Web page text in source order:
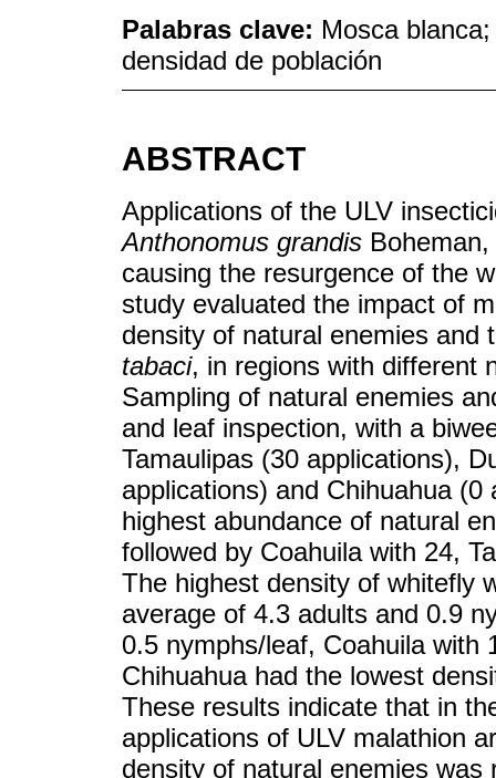
Palabras clave: Mosca
densidad de población
ABSTRACT
Applications of the ULV
Anthonomus grandis
causing the resurgence of the
study evaluated the impact of
density of natural enemies
tabaci, in regions with different
Sampling of natural enemies
and leaf inspection, with a
Tamaulipas (30 applications),
applications) and Chihuahua
highest abundance of natural
followed by Coahuila with 24,
The highest density of whitefly
average of 4.3 adults and 0.9
0.5 nymphs/leaf, Coahuila with
Chihuahua had the lowest
These results indicate that in
applications of ULV malathion
density of natural enemies